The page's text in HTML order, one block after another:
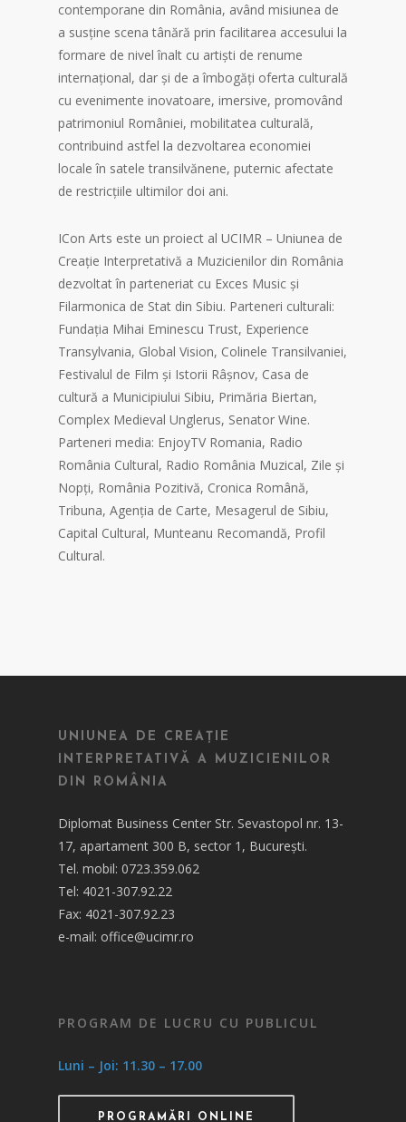
contemporane din România, având misiunea de
a susține scena tânără prin facilitarea accesului la
formare de nivel înalt cu artiști de renume
internațional, dar și de a îmbogăți oferta culturală
cu evenimente inovatoare, imersive, promovând
patrimoniul României, mobilitatea culturală,
contribuind astfel la dezvoltarea economiei
locale în satele transilvănene, puternic afectate
de restricțiile ultimilor doi ani.
ICon Arts este un proiect al UCIMR – Uniunea de
Creație Interpretativă a Muzicienilor din România
dezvoltat în parteneriat cu Exces Music și
Filarmonica de Stat din Sibiu. Parteneri culturali:
Fundația Mihai Eminescu Trust, Experience
Transylvania, Global Vision, Colinele Transilvaniei,
Festivalul de Film și Istorii Râșnov, Casa de
cultură a Municipiului Sibiu, Primăria Biertan,
Complex Medieval Unglerus, Senator Wine.
Parteneri media: EnjoyTV Romania, Radio
România Cultural, Radio România Muzical, Zile și
Nopți, România Pozitivă, Cronica Română,
Tribuna, Agenția de Carte, Mesagerul de Sibiu,
Capital Cultural, Munteanu Recomandă, Profil
Cultural.
UNIUNEA DE CREAȚIE
INTERPRETATIVĂ A MUZICIENILOR
DIN ROMÂNIA
Diplomat Business Center Str. Sevastopol nr. 13-
17, apartament 300 B, sector 1, București.
Tel. mobil: 0723.359.062
Tel: 4021-307.92.22
Fax: 4021-307.92.23
e-mail: office@ucimr.ro
PROGRAM DE LUCRU CU PUBLICUL
Luni – Joi: 11.30 – 17.00
PROGRAMĂRI ONLINE